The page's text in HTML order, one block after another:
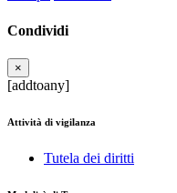
Condividi
×
[addtoany]
Attività di vigilanza
Tutela dei diritti